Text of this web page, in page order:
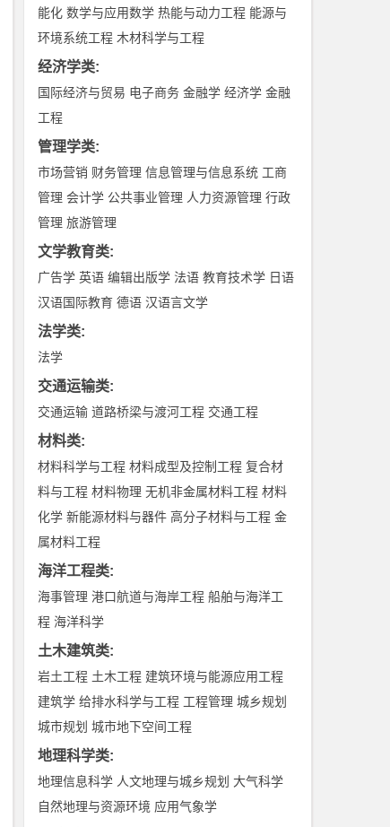
能化 数学与应用数学 热能与动力工程 能源与
环境系统工程 木材科学与工程
经济学类:
国际经济与贸易 电子商务 金融学 经济学 金融
工程
管理学类:
市场营销 财务管理 信息管理与信息系统 工商
管理 会计学 公共事业管理 人力资源管理 行政
管理 旅游管理
文学教育类:
广告学 英语 编辑出版学 法语 教育技术学 日语
汉语国际教育 德语 汉语言文学
法学类:
法学
交通运输类:
交通运输 道路桥梁与渡河工程 交通工程
材料类:
材料科学与工程 材料成型及控制工程 复合材
料与工程 材料物理 无机非金属材料工程 材料
化学 新能源材料与器件 高分子材料与工程 金
属材料工程
海洋工程类:
海事管理 港口航道与海岸工程 船舶与海洋工
程 海洋科学
土木建筑类:
岩土工程 土木工程 建筑环境与能源应用工程
建筑学 给排水科学与工程 工程管理 城乡规划
城市规划 城市地下空间工程
地理科学类:
地理信息科学 人文地理与城乡规划 大气科学
自然地理与资源环境 应用气象学